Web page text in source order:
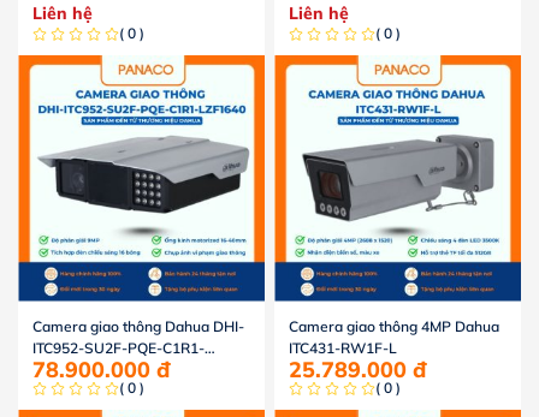
Liên hệ
( 0 )
Liên hệ
( 0 )
Camera giao thông Dahua DHI-
ITC952-SU2F-PQE-C1R1-
LZF1640
78.900.000 đ
( 0 )
Camera giao thông 4MP Dahua
ITC431-RW1F-L
25.789.000 đ
( 0 )